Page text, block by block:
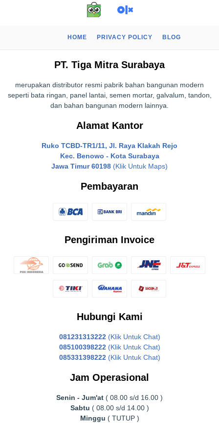
HOME PRIVACY POLICY BLOG
PT. Tiga Mitra Surabaya
merupakan distributor resmi pabrik bahan bangunan modern
seperti bata ringan, panel lantai, semen mortar, galvalum, tandon,
dan bahan bangunan modern lainnya.
Alamat Kantor
Ruko TCBD-TR1/11, Jl. Raya Klakah Rejo
Kec. Benowo - Kota Surabaya
Jawa Timur 60198 (Klik Untuk Maps)
Pembayaran
Pengiriman Invoice
Hubungi Kami
081231313222 (Klik Untuk Chat)
085100398222 (Klik Untuk Chat)
085331398222 (Klik Untuk Chat)
Jam Operasional
Senin - Jum'at ( 08.00 s/d 16.00 )
Sabtu ( 08.00 s/d 14.00 )
Minggu ( TUTUP )